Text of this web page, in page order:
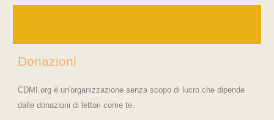
Donazioni
CDMI.org è un'organizzazione senza scopo di lucro che dipende
dalle donazioni di lettori come te.